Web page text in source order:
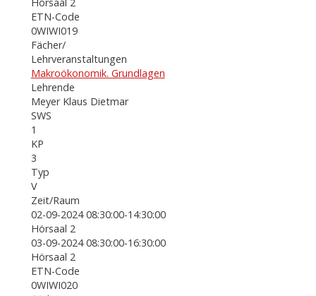
Hörsaal 2
ETN-Code
0WIWI019
Fächer/
Lehrveranstaltungen
Makroökonomik. Grundlagen
Lehrende
Meyer Klaus Dietmar
SWS
1
KP
3
Typ
V
Zeit/Raum
02-09-2024 08:30:00-14:30:00
Hörsaal 2
03-09-2024 08:30:00-16:30:00
Hörsaal 2
ETN-Code
0WIWI020